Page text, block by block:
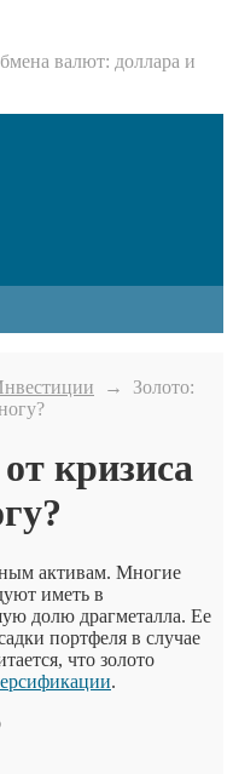
валют: доллара и
→ Золото:
кризиса
активам. Многие
иметь в
долю драгметалла. Ее
портфеля в случае
что золото
.